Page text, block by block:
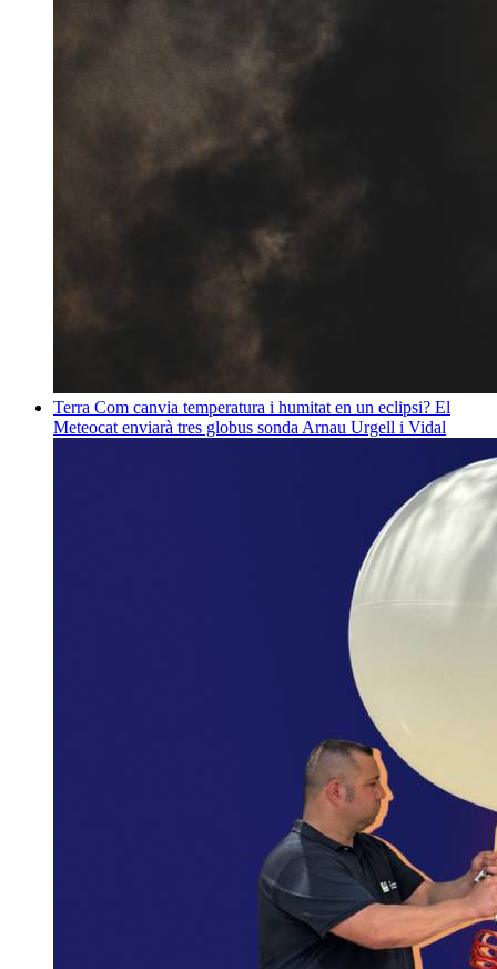
Terra Com canvia temperatura i humitat en un eclipsi? El
Meteocat enviarà tres globus sonda Arnau Urgell i Vidal